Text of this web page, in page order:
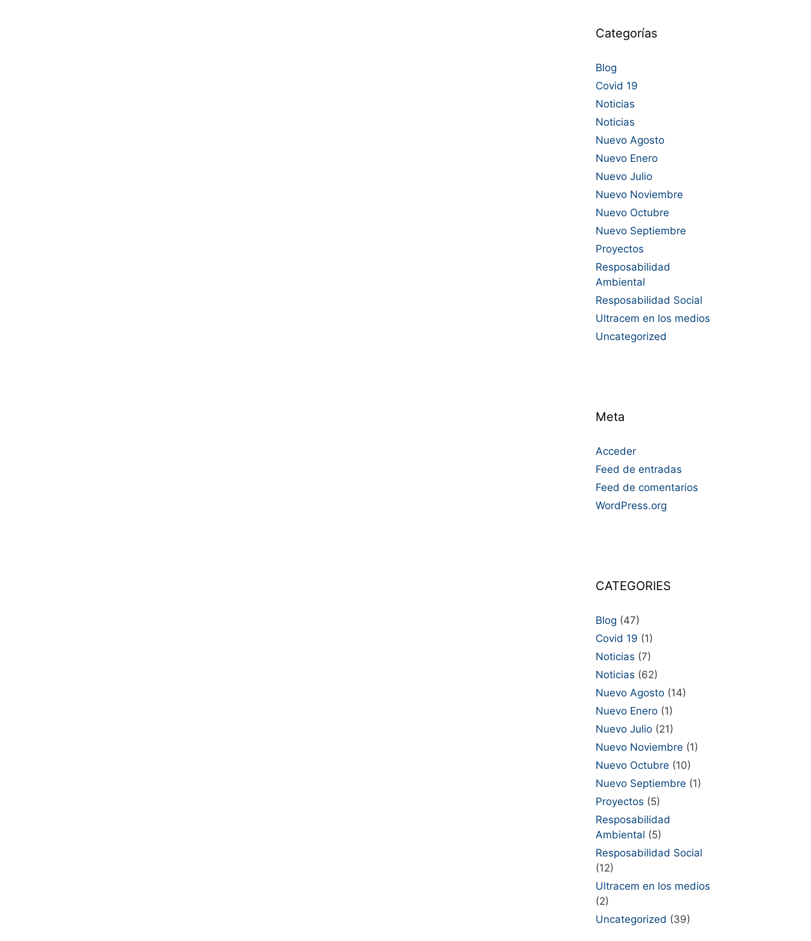
Categorías
Blog
Covid 19
Noticias
Noticias
Nuevo Agosto
Nuevo Enero
Nuevo Julio
Nuevo Noviembre
Nuevo Octubre
Nuevo Septiembre
Proyectos
Resposabilidad
Ambiental
Resposabilidad Social
Ultracem en los medios
Uncategorized
Meta
Acceder
Feed de entradas
Feed de comentarios
WordPress.org
CATEGORIES
Blog (47)
Covid 19 (1)
Noticias (7)
Noticias (62)
Nuevo Agosto (14)
Nuevo Enero (1)
Nuevo Julio (21)
Nuevo Noviembre (1)
Nuevo Octubre (10)
Nuevo Septiembre (1)
Proyectos (5)
Resposabilidad
Ambiental (5)
Resposabilidad Social
(12)
Ultracem en los medios
(2)
Uncategorized (39)